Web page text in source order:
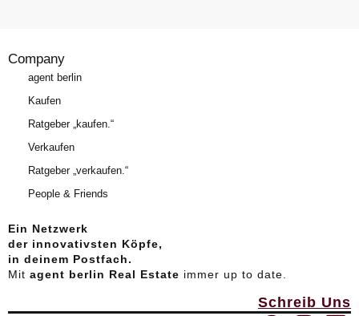
Company
agent berlin
Kaufen
Ratgeber „kaufen.“
Verkaufen
Ratgeber „verkaufen.“
People & Friends
Ein Netzwerk
der innovativsten Köpfe,
in deinem Postfach.
Mit agent berlin Real Estate immer up to date.
Schreib Uns